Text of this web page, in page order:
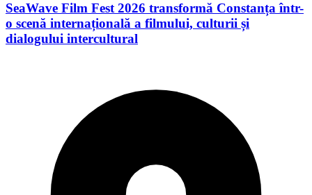
SeaWave Film Fest 2026 transformă Constanța într-
o scenă internațională a filmului, culturii și
dialogului intercultural